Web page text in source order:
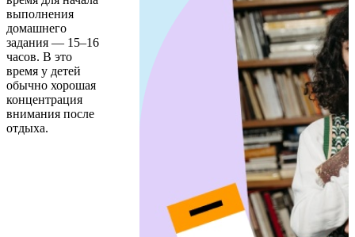
выполнения
домашнего
задания — 15–16
часов. В это
время у детей
обычно хорошая
концентрация
внимания после
отдыха.